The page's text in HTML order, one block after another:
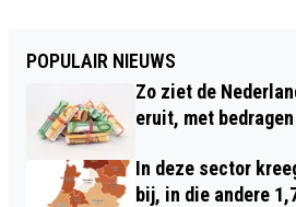
POPULAIR NIEUWS
Zo ziet de
eruit, met bedragen
In deze sector
bij, in die andere